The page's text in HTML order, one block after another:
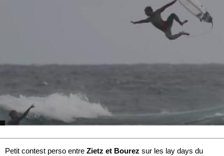
Petit contest perso entre Zietz et Bourez sur les lay days du